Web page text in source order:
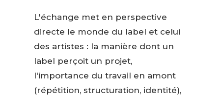
L'échange met en perspective
directe le monde du label et celui
des artistes : la manière dont un
label perçoit un projet,
l'importance du travail en amont
(répétition, structuration, identité),